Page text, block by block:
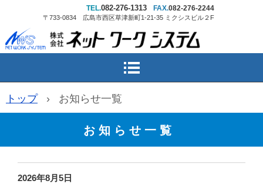
TEL.082-276-1313 FAX.082-276-2244
〒733-0834 広島市西区草津新町1-21-35 ミクシスビル２F
トップ › お知らせ一覧
お 知 ら せ 一 覧
2026年8月5日